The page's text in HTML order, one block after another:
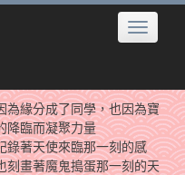
Toggle
為緣分成了同學，也因為寶
降臨而凝聚力量
錄著天使來臨那一刻的感
刻畫著魔鬼搗蛋那一刻的天